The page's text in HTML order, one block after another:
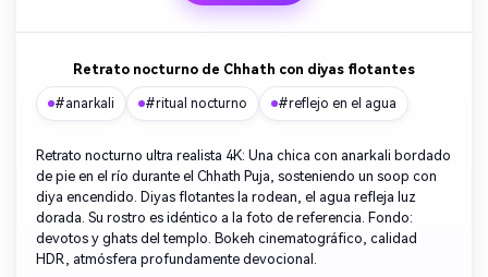
Retrato nocturno de Chhath con diyas flotantes
#anarkali #ritual nocturno #reflejo en el agua
Retrato nocturno ultra realista 4K: Una chica con anarkali bordado
de pie en el río durante el Chhath Puja, sosteniendo un soop con
diya encendido. Diyas flotantes la rodean, el agua refleja luz
dorada. Su rostro es idéntico a la foto de referencia. Fondo:
devotos y ghats del templo. Bokeh cinematográfico, calidad
HDR, atmósfera profundamente devocional.